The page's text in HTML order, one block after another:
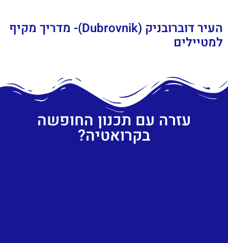
העיר דוברובניק (Dubrovnik)- מדריך מקיף
למטיילים
עזרה עם תכנון החופשה
בקרואטיה?